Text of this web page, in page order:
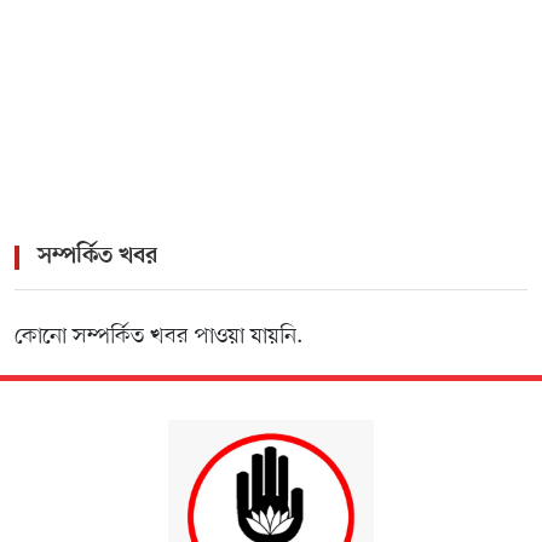
সম্পর্কিত খবর
কোনো সম্পর্কিত খবর পাওয়া যায়নি.